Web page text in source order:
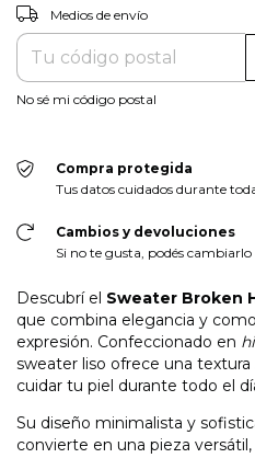
Entregas para el CP:
Medios de envío
No sé mi código postal
Compra protegida
Tus datos cuidados durante
Cambios y devoluciones
Si no te gusta, podés
Descubrí el Sweater Broken
que combina elegancia y
expresión. Confeccionado en
sweater liso ofrece una textura
cuidar tu piel durante todo el
Su diseño minimalista y
convierte en una pieza